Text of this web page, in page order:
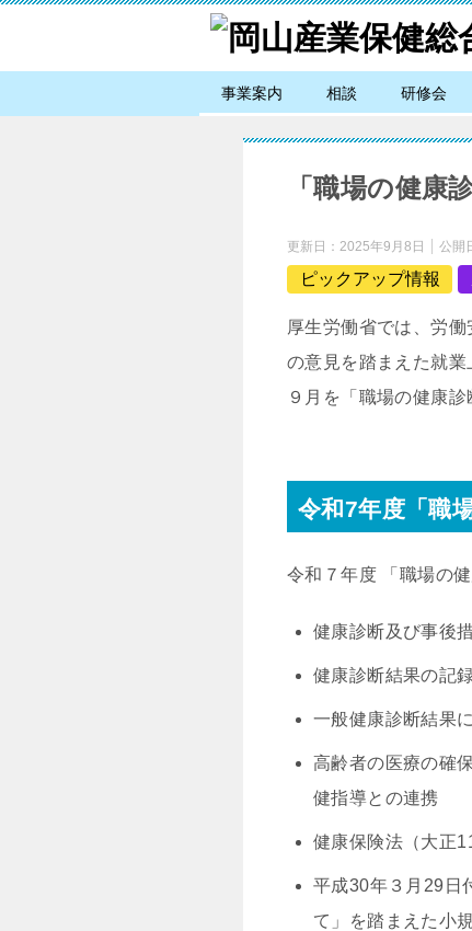
事業案内 相談 研修会
「職場の健康
更新日： 2025年9月8日 公開
ピックアップ情報
厚生労働省では、労
の意見を踏まえた就
９月を「職場の健康
令和7年度「職
令和７年度 「職場の
健康診断及び事後
健康診断結果の記
一般健康診断結果
高齢者の医療の確
健指導との連携
健康保険法（大正
平成30年３月29日
て」を踏まえた小